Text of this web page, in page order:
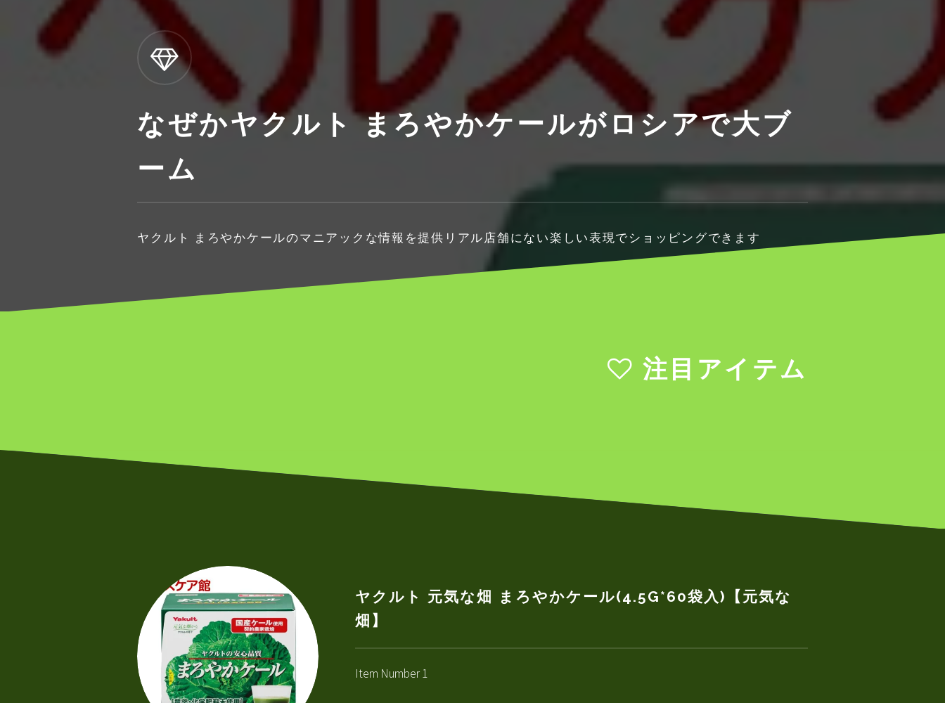
なぜかヤクルト まろやかケールがロシアで大ブ
ーム
ヤクルト まろやかケールのマニアックな情報を提供リアル店舗にない楽しい表現でショッピングできます
注目アイテム
ヤクルト 元気な畑 まろやかケール(4.5G*60袋入)【元気な
畑】
Item Number 1